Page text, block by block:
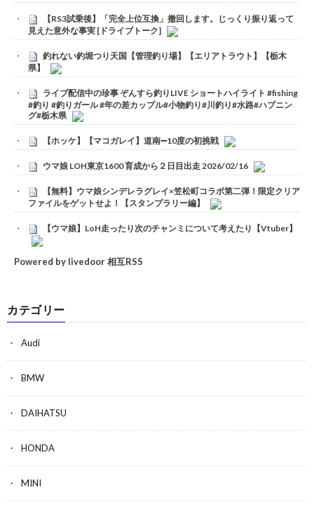
【RS3試乗後】「完全上位互換」撤回します。じっくり振り返って
見えた意外な事実 [ドライブトーク]
釣れない釣堀つり天国【管理釣り場】【エリアトラウト】【栃木
県】
ライブ配信中の珍事 ぞんすら釣りLIVE ショートハイライト #fishing
#釣り #釣りガール #年の差カップル#小物釣り#川釣り#水路#ハプニン
グ#栃木県
【ホッケ】【マコガレイ】道南➖10度の初挑戦
ウマ娘 LOH東京1600 育成から２日目出走 2026/02/16
【無料】ウマ娘シンデレラグレイ×笠松町コラボ第二弾！限定クリア
ファイルをゲットせよ！【スタンプラリー編】
【ウマ娘】LoH走ったり次のチャンミについて考えたり【Vtuber】
Powered by livedoor 相互RSS
カテゴリー
Audi
BMW
DAIHATSU
HONDA
MINI